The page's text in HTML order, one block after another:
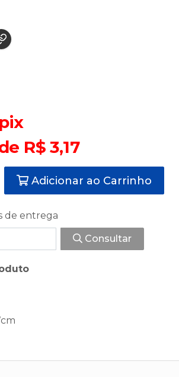
R$ 3,17
Adicionar ao Carrinho
de entrega
Consultar